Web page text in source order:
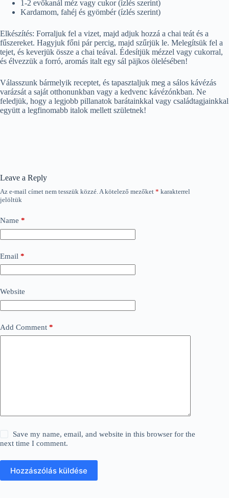
1-2 evőkanál méz vagy cukor (ízlés szerint)
Kardamom, fahéj és gyömbér (ízlés szerint)
Elkészítés: Forraljuk fel a vizet, majd adjuk hozzá a chai teát és a
fűszereket. Hagyjuk főni pár percig, majd szűrjük le. Melegítsük fel a
tejet, és keverjük össze a chai teával. Édesítjük mézzel vagy cukorral,
és élvezzük a forró, aromás italt egy sál päjkos ölelésében!
Válasszunk bármelyik receptet, és tapasztaljuk meg a sálos kávézás
varázsát a saját otthonunkban vagy a kedvenc kávézónkban. Ne
feledjük, hogy a legjobb pillanatok barátainkkal vagy családtagjainkkal
együtt a legfinomabb italok mellett születnek!
Leave a Reply
Az e-mail címet nem tesszük közzé.A kötelező mezőket * karakterrel
jelöltük
Name *
Email *
Website
Add Comment *
Save my name, email, and website in this browser for the
next time I comment.
Hozzászólás küldése